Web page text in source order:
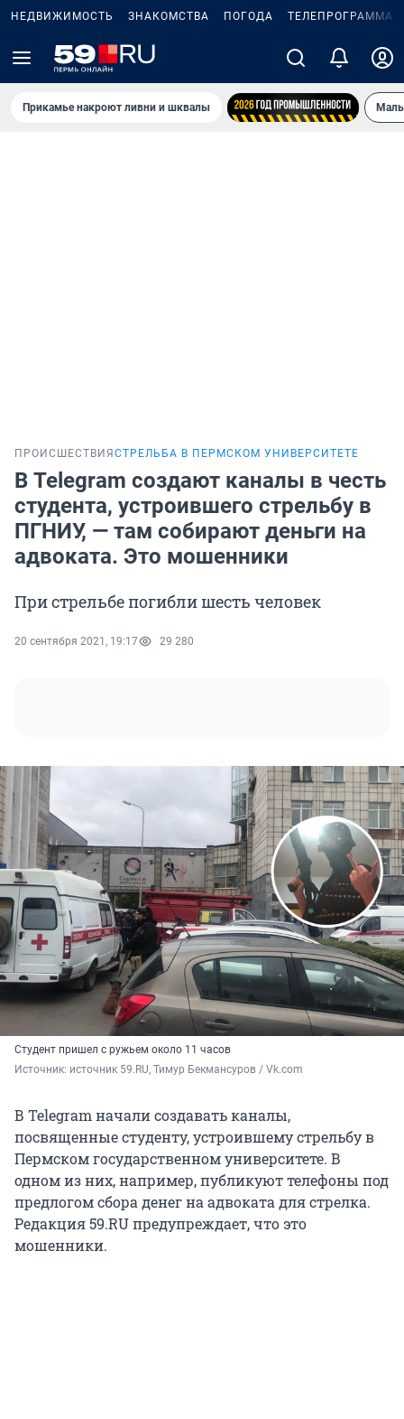
НЕДВИЖИМОСТЬ ЗНАКОМСТВА ПОГОДА ТЕЛЕПРОГРАММА
Прикамье накроют ливни и шквалы
ПРОИСШЕСТВИЯ СТРЕЛЬБА В ПЕРМСКОМ УНИВЕРСИТЕТЕ
В Telegram создают каналы в честь
студента, устроившего стрельбу в
ПГНИУ, — там собирают деньги на
адвоката. Это мошенники
При стрельбе погибли шесть человек
20 сентября 2021, 19:17 29 280
Студент пришел с ружьем около 11 часов
Источник: источник 59.RU, Тимур Бекмансуров / Vk.com
В Telegram начали создавать каналы,
посвященные студенту, устроившему стрельбу в
Пермском государственном университете. В
одном из них, например, публикуют телефоны под
предлогом сбора денег на адвоката для стрелка.
Редакция 59.RU предупреждает, что это
мошенники.